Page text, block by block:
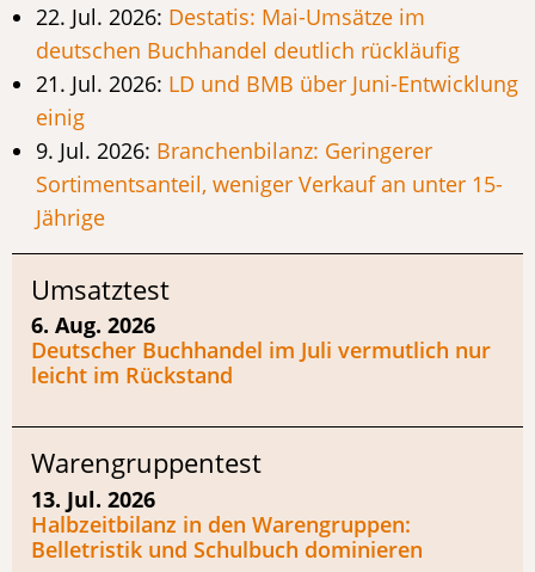
22. Jul. 2026: Destatis: Mai-Umsätze im
deutschen Buchhandel deutlich rückläufig
21. Jul. 2026: LD und BMB über Juni-Entwicklung
einig
9. Jul. 2026: Branchenbilanz: Geringerer
Sortimentsanteil, weniger Verkauf an unter 15-
Jährige
Umsatztest
6. Aug. 2026
Deutscher Buchhandel im Juli vermutlich nur
leicht im Rückstand
Warengruppentest
13. Jul. 2026
Halbzeitbilanz in den Warengruppen:
Belletristik und Schulbuch dominieren